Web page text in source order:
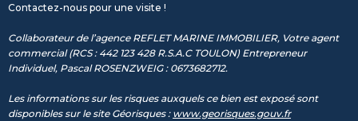
Contactez-nous pour une visite !
Collaborateur de l’agence REFLET MARINE IMMOBILIER, Votre agent
commercial (RCS : 442 123 428 R.S.A.C TOULON) Entrepreneur
Individuel, Pascal ROSENZWEIG : 0673682712.
Les informations sur les risques auxquels ce bien est exposé sont
disponibles sur le site Géorisques : www.georisques.gouv.fr